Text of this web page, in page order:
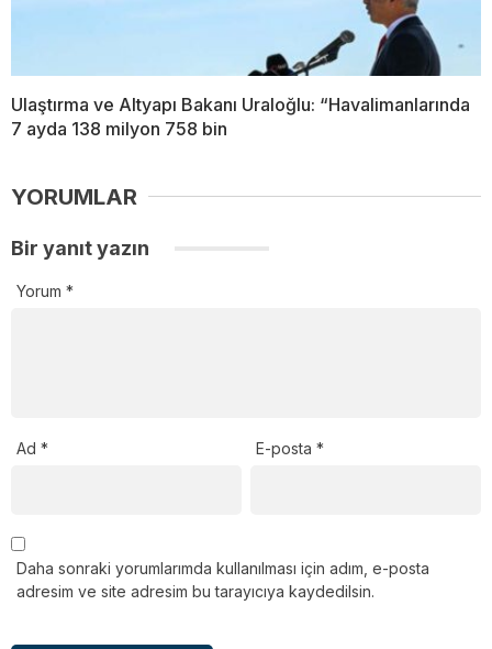
Ulaştırma ve Altyapı Bakanı Uraloğlu: “Havalimanlarında
7 ayda 138 milyon 758 bin
YORUMLAR
Bir yanıt yazın
Yorum *
Ad * E-posta*
Daha sonraki yorumlarımda kullanılması için adım, e-posta
adresim ve site adresim bu tarayıcıya kaydedilsin.